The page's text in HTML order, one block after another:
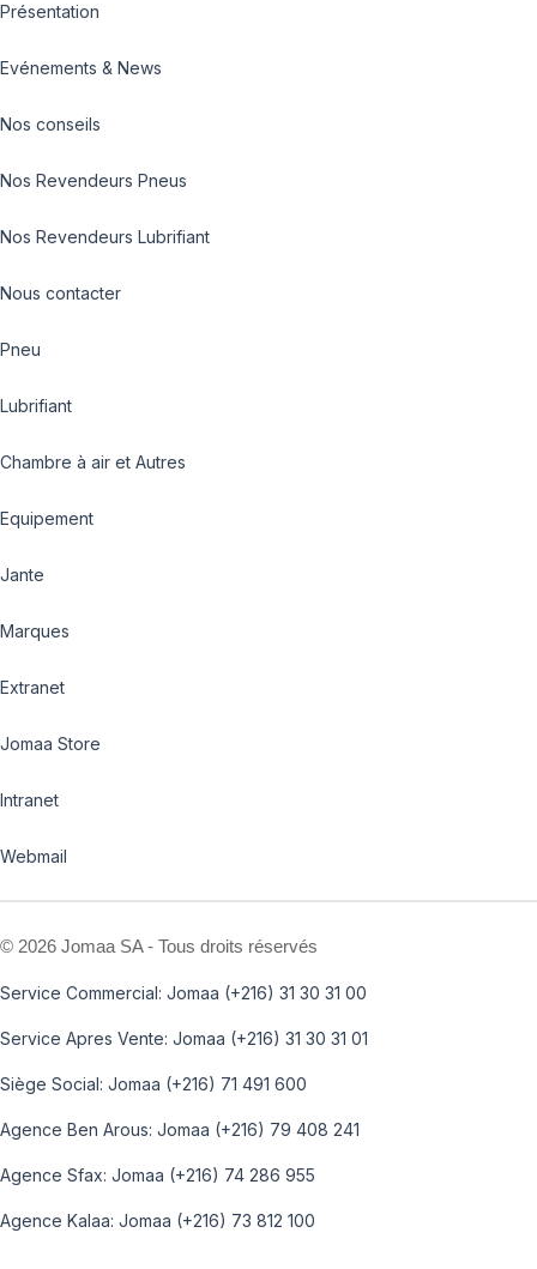
Présentation
Evénements & News
Nos conseils
Nos Revendeurs Pneus
Nos Revendeurs Lubrifiant
Nous contacter
Pneu
Lubrifiant
Chambre à air et Autres
Equipement
Jante
Marques
Extranet
Jomaa Store
Intranet
Webmail
© 2026 Jomaa SA - Tous droits réservés
Service Commercial: Jomaa (+216) 31 30 31 00
Service Apres Vente: Jomaa (+216) 31 30 31 01
Siège Social: Jomaa (+216) 71 491 600
Agence Ben Arous: Jomaa (+216) 79 408 241
Agence Sfax: Jomaa (+216) 74 286 955
Agence Kalaa: Jomaa (+216) 73 812 100